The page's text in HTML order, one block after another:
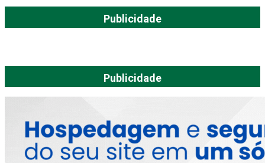
Publicidade
Publicidade